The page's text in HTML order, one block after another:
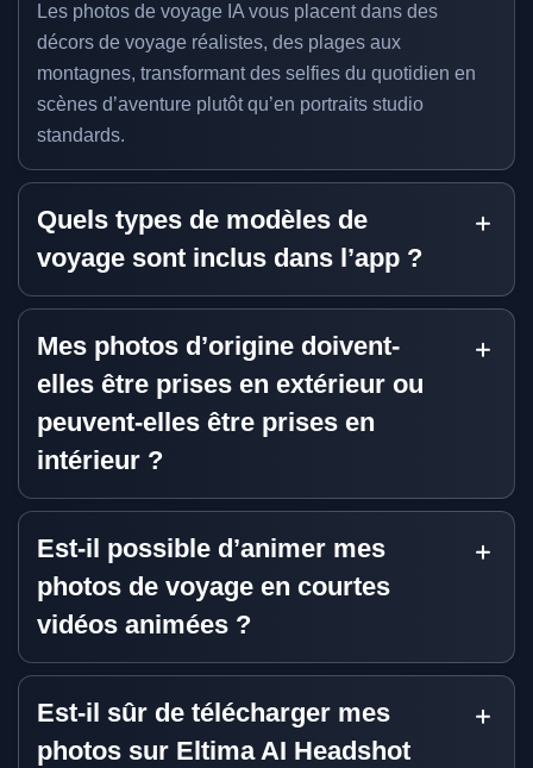
Les photos de voyage IA vous placent dans des
décors de voyage réalistes, des plages aux
montagnes, transformant des selfies du quotidien en
scènes d’aventure plutôt qu’en portraits studio
standards.
Quels types de modèles de
voyage sont inclus dans l’app ?
Mes photos d’origine doivent-
elles être prises en extérieur ou
peuvent-elles être prises en
intérieur ?
Est-il possible d’animer mes
photos de voyage en courtes
vidéos animées ?
Est-il sûr de télécharger mes
photos sur Eltima AI Headshot